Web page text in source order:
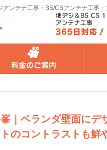
ンテナ工事・BS/CSアンテナ工事
流れ よく
｜ベランダ壁面にデ
のコントラストも鮮